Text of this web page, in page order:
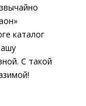
каталог
С такой